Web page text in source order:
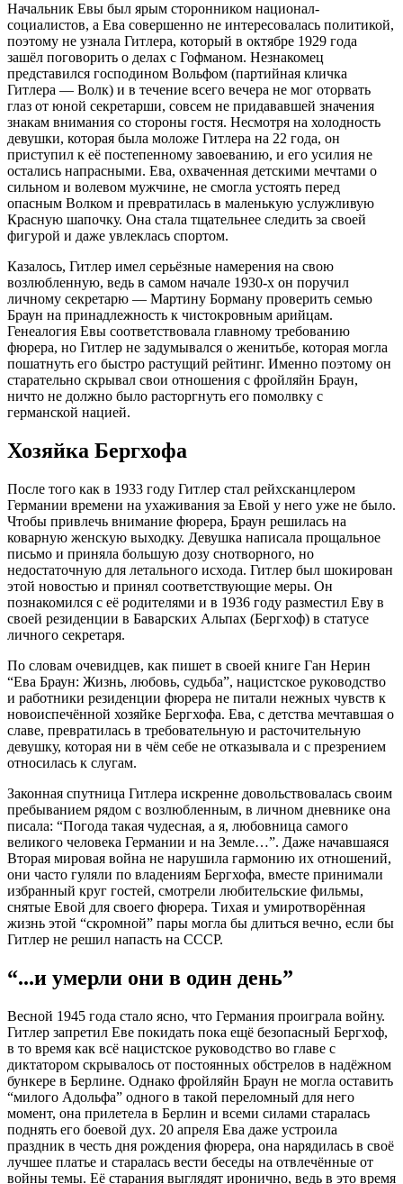
Начальник Евы был ярым сторонником национал-
социалистов, а Ева совершенно не интересовалась политикой,
поэтому не узнала Гитлера, который в октябре 1929 года
зашёл поговорить о делах с Гофманом. Незнакомец
представился господином Вольфом (партийная кличка
Гитлера — Волк) и в течение всего вечера не мог оторвать
глаз от юной секретарши, совсем не придававшей значения
знакам внимания со стороны гостя. Несмотря на холодность
девушки, которая была моложе Гитлера на 22 года, он
приступил к её постепенному завоеванию, и его усилия не
остались напрасными. Ева, охваченная детскими мечтами о
сильном и волевом мужчине, не смогла устоять перед
опасным Волком и превратилась в маленькую услужливую
Красную шапочку. Она стала тщательнее следить за своей
фигурой и даже увлеклась спортом.
Казалось, Гитлер имел серьёзные намерения на свою
возлюбленную, ведь в самом начале 1930-х он поручил
личному секретарю — Мартину Борману проверить семью
Браун на принадлежность к чистокровным арийцам.
Генеалогия Евы соответствовала главному требованию
фюрера, но Гитлер не задумывался о женитьбе, которая могла
пошатнуть его быстро растущий рейтинг. Именно поэтому он
старательно скрывал свои отношения с фройляйн Браун,
ничто не должно было расторгнуть его помолвку с
германской нацией.
Хозяйка Бергхофа
После того как в 1933 году Гитлер стал рейхсканцлером
Германии времени на ухаживания за Евой у него уже не было.
Чтобы привлечь внимание фюрера, Браун решилась на
коварную женскую выходку. Девушка написала прощальное
письмо и приняла большую дозу снотворного, но
недостаточную для летального исхода. Гитлер был шокирован
этой новостью и принял соответствующие меры. Он
познакомился с её родителями и в 1936 году разместил Еву в
своей резиденции в Баварских Альпах (Бергхоф) в статусе
личного секретаря.
По словам очевидцев, как пишет в своей книге Ган Нерин
“Ева Браун: Жизнь, любовь, судьба”, нацистское руководство
и работники резиденции фюрера не питали нежных чувств к
новоиспечённой хозяйке Бергхофа. Ева, с детства мечтавшая о
славе, превратилась в требовательную и расточительную
девушку, которая ни в чём себе не отказывала и с презрением
относилась к слугам.
Законная спутница Гитлера искренне довольствовалась своим
пребыванием рядом с возлюбленным, в личном дневнике она
писала: “Погода такая чудесная, а я, любовница самого
великого человека Германии и на Земле…”. Даже начавшаяся
Вторая мировая война не нарушила гармонию их отношений,
они часто гуляли по владениям Бергхофа, вместе принимали
избранный круг гостей, смотрели любительские фильмы,
снятые Евой для своего фюрера. Тихая и умиротворённая
жизнь этой “скромной” пары могла бы длиться вечно, если бы
Гитлер не решил напасть на СССР.
“...и умерли они в один день”
Весной 1945 года стало ясно, что Германия проиграла войну.
Гитлер запретил Еве покидать пока ещё безопасный Бергхоф,
в то время как всё нацистское руководство во главе с
диктатором скрывалось от постоянных обстрелов в надёжном
бункере в Берлине. Однако фройляйн Браун не могла оставить
“милого Адольфа” одного в такой переломный для него
момент, она прилетела в Берлин и всеми силами старалась
поднять его боевой дух. 20 апреля Ева даже устроила
праздник в честь дня рождения фюрера, она нарядилась в своё
лучшее платье и старалась вести беседы на отвлечённые от
войны темы. Её старания выглядят иронично, ведь в это время